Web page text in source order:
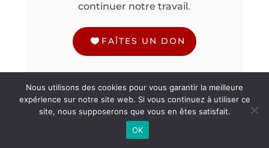
continuer notre travail.
FAÎTES UN DON
Nous utilisons des cookies pour vous garantir la meilleure
expérience sur notre site web. Si vous continuez à utiliser ce
site, nous supposerons que vous en êtes satisfait.
OK